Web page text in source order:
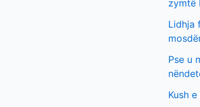
zymtë
Lidhja
Pse u
Kush